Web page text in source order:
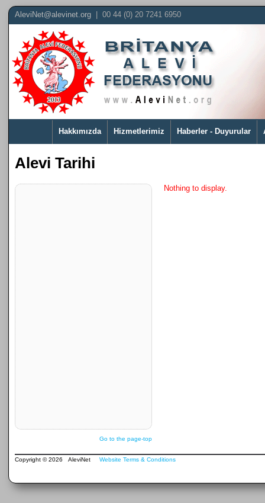
AleviNet@alevinet.org | 00 44 (0) 20 7241 6950
Hakkımızda Hizmetlerimiz Haberler - Duyurular
Alevi Tarihi
Nothing to display.
Go to the page-top
Copyright © 2026 AleviNet Website Terms & Conditions